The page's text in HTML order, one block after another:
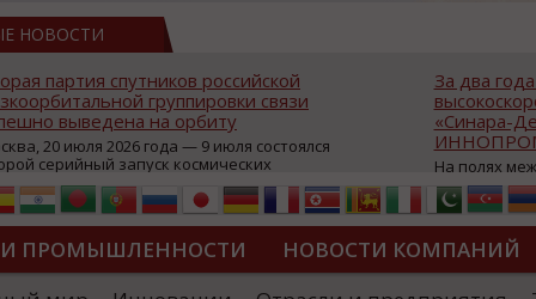
НОВОСТИ
России наградил Концерн
«Океанприбор» орденом
Невского
июня на территории Концерна ОСК
состоялась торжественная
вручения ордена Александра
коллективу предприятия. Орден
за значительный вклад в
Высокую государственную
вручил губернатор Санкт-
Александр Беглов. «Для меня
В
сразу три
от
В первых
бизнеса и
открытую
круглый
ПРОМЫШЛЕННОСТИ НОВОСТИ КОМПАНИЙ